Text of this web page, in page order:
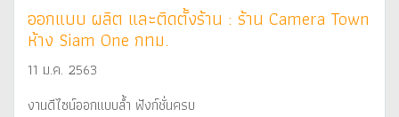
ออกแบบ ผลิต และติดตั้งร้าน : ร้าน Camera Town
ห้าง Siam One กทม.
11 ม.ค. 2563
งานดีไซน์ออกแบบล้ำ ฟังก์ชั่นครบ